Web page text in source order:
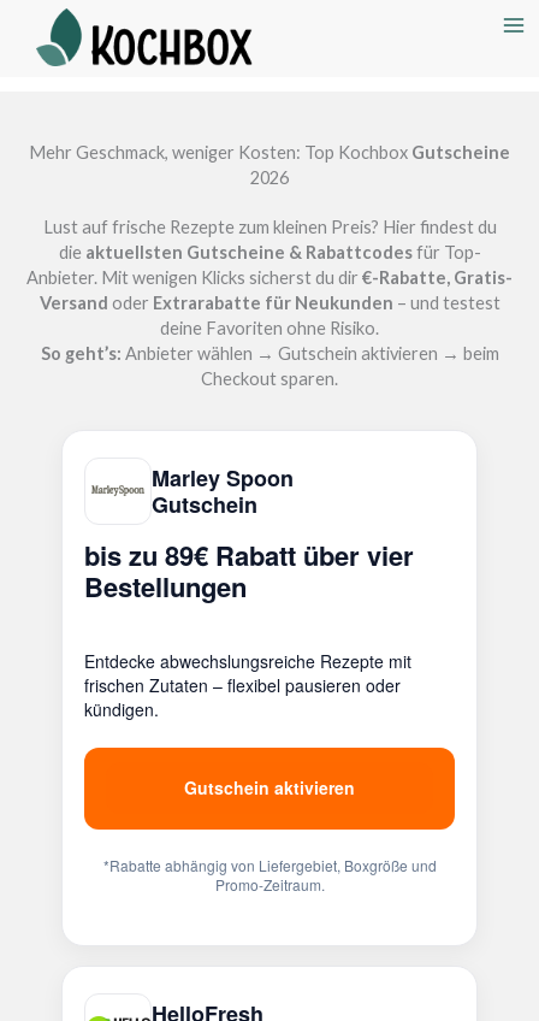
Mehr Geschmack, weniger Kosten: Top Kochbox Gutscheine
2026
Lust auf frische Rezepte zum kleinen Preis? Hier findest du
die aktuellsten Gutscheine & Rabattcodesfür Top-
Anbieter. Mit wenigen Klicks sicherst du dir €-Rabatte, Gratis-
Versand oder Extrarabatte für Neukunden – und testest
deine Favoriten ohne Risiko.
So geht’s: Anbieter wählen → Gutschein aktivieren → beim
Checkout sparen.
Marley Spoon
Gutschein
bis zu 89€ Rabatt über vier
Bestellungen
Entdecke abwechslungsreiche Rezepte mit
frischen Zutaten – flexibel pausieren oder
kündigen.
Gutschein aktivieren
*Rabatte abhängig von Liefergebiet, Boxgröße und
Promo-Zeitraum.
HelloFresh